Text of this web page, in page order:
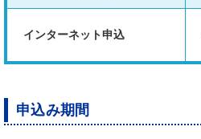
インターネット申込
申込み期間